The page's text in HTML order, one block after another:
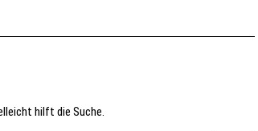
hilft die Suche.